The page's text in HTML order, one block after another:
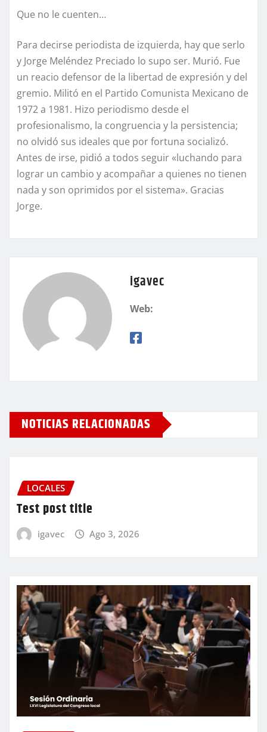
Que no le cuenten…
Para decirse periodista de izquierda, hay que serlo
y Jorge Meléndez Preciado lo supo ser. Murió. Fue
un reacio defensor de la libertad de expresión y del
gremio. Militó en el Partido Comunista Mexicano de
1972 a 1981. Hizo periodismo desde el
profesionalismo, la congruencia y la persistencia;
no olvidó sus ideales que por fortuna socializó.
Antes de irse, pidió a todos seguir «luchando para
lograr un cambio y acompañar a quienes no tienen
nada y son oprimidos por el sistema». Gracias
Jorge.
igavec
Web:
NOTICIAS RELACIONADAS
LOCALES
Test post title
igavec Ago 3, 2026